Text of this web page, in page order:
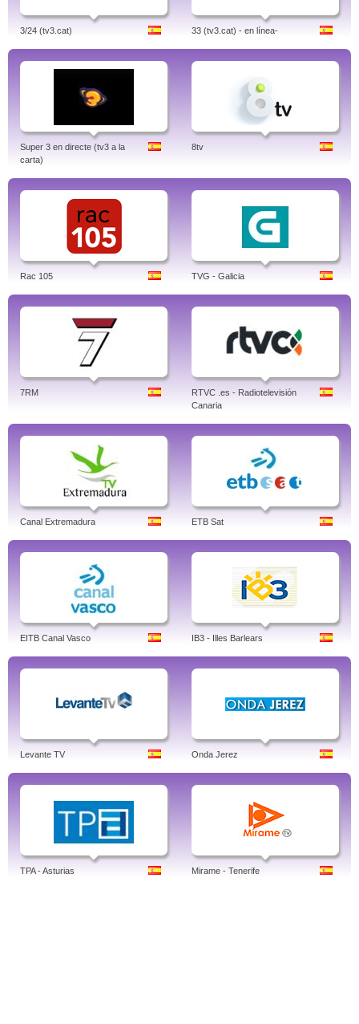
3/24 (tv3.cat) 33 (tv3.cat) - en línea-
Super 3 en directe (tv3 a la
carta)
8tv
Rac 105 TVG - Galicia
7RM
RTVC .es - Radiotelevisión
Canaria
Canal Extremadura ETB Sat
EITB Canal Vasco IB3 - Illes Barlears
Levante TV Onda Jerez
TPA - Asturias Mirame - Tenerife